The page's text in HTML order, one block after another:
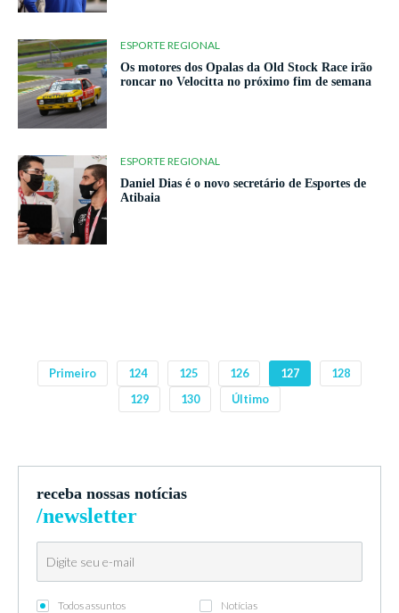
ESPORTE REGIONAL
Os motores dos Opalas da Old Stock Race irão
roncar no Velocitta no próximo fim de semana
ESPORTE REGIONAL
Daniel Dias é o novo secretário de Esportes de
Atibaia
Primeiro 124 125 126 127
128
129
130 Último
receba nossas notícias
/newsletter
Todos assuntos
Notícias